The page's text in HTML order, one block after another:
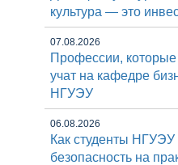
культура — это
07.08.2026
Профессии,
учат на кафедре
НГУЭУ
06.08.2026
Как студенты
безопасность на